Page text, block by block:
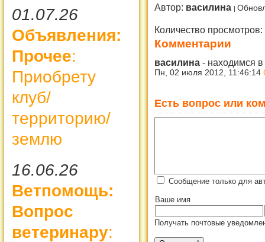
01.07.26
Объявления:
Прочее:
Приобрету
клуб/
территорию/
землю
16.06.26
Ветпомощь:
Вопрос
ветеринару:
Автор: василина
Количество просмотров:
Комментарии
василина - находимся в
Пн, 02 июля 2012, 11:46:14
Есть вопрос или
Сообщение только для
Ваше имя
Получать почтовые